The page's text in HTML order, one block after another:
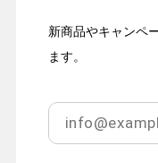
新商品やキャンペ
ます。